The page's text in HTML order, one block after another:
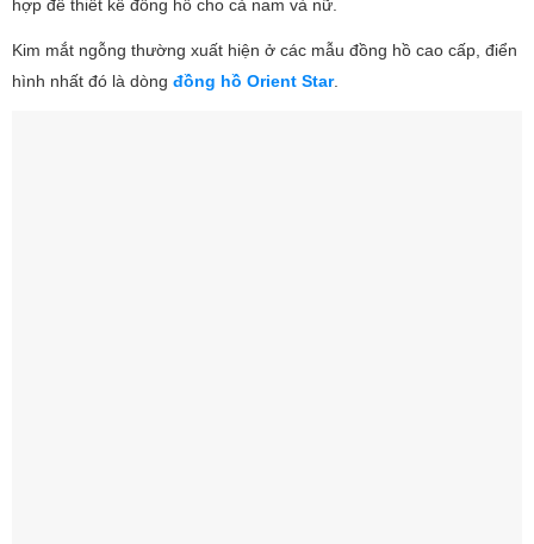
hợp để thiết kế đồng hồ cho cả nam và nữ.
Kim mắt ngỗng thường xuất hiện ở các mẫu đồng hồ cao cấp, điển
hình nhất đó là dòng đồng hồ Orient Star.